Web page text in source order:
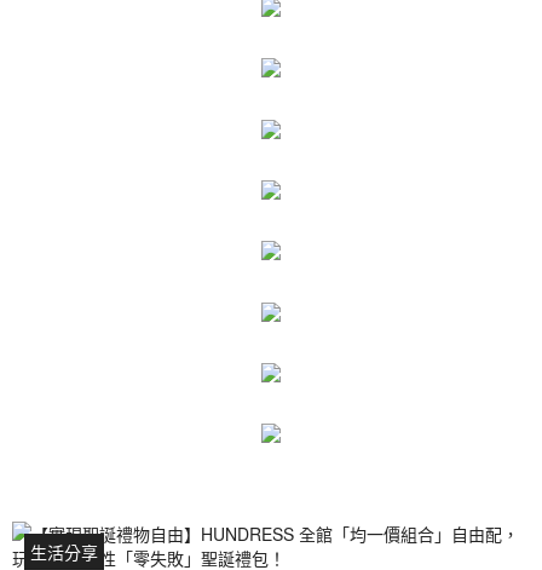
生活分享